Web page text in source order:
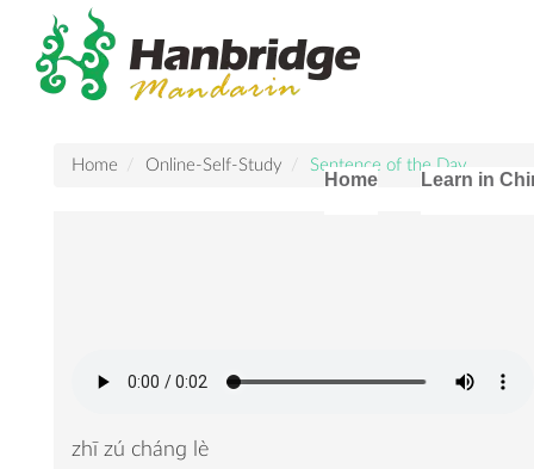
Home Learn in
Home Online-Self-Study Sentence of the Day
zhī zú chánɡ lè